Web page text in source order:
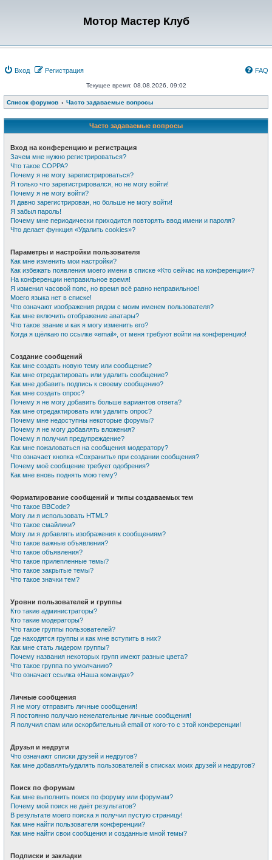
Мотор Мастер Клуб
Вход Регистрация FAQ
Текущее время: 08.08.2026, 09:02
Список форумов Часто задаваемые вопросы
Часто задаваемые вопросы
Вход на конференцию и регистрация
Зачем мне нужно регистрироваться?
Что такое COPPA?
Почему я не могу зарегистрироваться?
Я только что зарегистрировался, но не могу войти!
Почему я не могу войти?
Я давно зарегистрирован, но больше не могу войти!
Я забыл пароль!
Почему мне периодически приходится повторять ввод имени и пароля?
Что делает функция «Удалить cookies»?
Параметры и настройки пользователя
Как мне изменить мои настройки?
Как избежать появления моего имени в списке «Кто сейчас на конференции»?
На конференции неправильное время!
Я изменил часовой пояс, но время всё равно неправильное!
Моего языка нет в списке!
Что означают изображения рядом с моим именем пользователя?
Как мне включить отображение аватары?
Что такое звание и как я могу изменить его?
Когда я щёлкаю по ссылке «email», от меня требуют войти на конференцию!
Создание сообщений
Как мне создать новую тему или сообщение?
Как мне отредактировать или удалить сообщение?
Как мне добавить подпись к своему сообщению?
Как мне создать опрос?
Почему я не могу добавить больше вариантов ответа?
Как мне отредактировать или удалить опрос?
Почему мне недоступны некоторые форумы?
Почему я не могу добавлять вложения?
Почему я получил предупреждение?
Как мне пожаловаться на сообщения модератору?
Что означает кнопка «Сохранить» при создании сообщения?
Почему моё сообщение требует одобрения?
Как мне вновь поднять мою тему?
Форматирование сообщений и типы создаваемых тем
Что такое BBCode?
Могу ли я использовать HTML?
Что такое смайлики?
Могу ли я добавлять изображения к сообщениям?
Что такое важные объявления?
Что такое объявления?
Что такое прилепленные темы?
Что такое закрытые темы?
Что такое значки тем?
Уровни пользователей и группы
Кто такие администраторы?
Кто такие модераторы?
Что такое группы пользователей?
Где находятся группы и как мне вступить в них?
Как мне стать лидером группы?
Почему названия некоторых групп имеют разные цвета?
Что такое группа по умолчанию?
Что означает ссылка «Наша команда»?
Личные сообщения
Я не могу отправить личные сообщения!
Я постоянно получаю нежелательные личные сообщения!
Я получил спам или оскорбительный email от кого-то с этой конференции!
Друзья и недруги
Что означают списки друзей и недругов?
Как мне добавлять/удалять пользователей в списках моих друзей и недругов?
Поиск по форумам
Как мне выполнить поиск по форуму или форумам?
Почему мой поиск не даёт результатов?
В результате моего поиска я получил пустую страницу!
Как мне найти пользователя конференции?
Как мне найти свои сообщения и созданные мной темы?
Подписки и закладки